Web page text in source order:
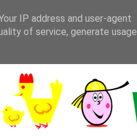
IP address and user-agent
of service, generate usage